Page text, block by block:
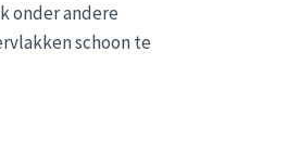
onder andere
schoon te